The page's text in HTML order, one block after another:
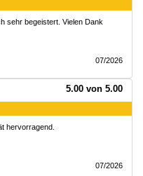
sehr begeistert. Vielen Dank
07/2026
5.00 von 5.00
hervorragend.
07/2026